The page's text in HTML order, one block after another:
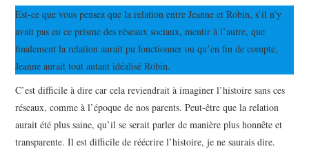
Est-ce que vous pensez que la relation entre Jeanne et Robin, s’il n’y
avait pas eu ce prisme des réseaux sociaux, mentir à l’autre, que
finalement la relation aurait pu fonctionner ou qu’en fin de compte,
Jeanne aurait tout autant idéalisé Robin.
C’est difficile à dire car cela reviendrait à imaginer l’histoire sans ces
réseaux, comme à l’époque de nos parents. Peut-être que la relation
aurait été plus saine, qu’il se serait parler de manière plus honnête et
transparente. Il est difficile de réécrire l’histoire, je ne saurais dire.